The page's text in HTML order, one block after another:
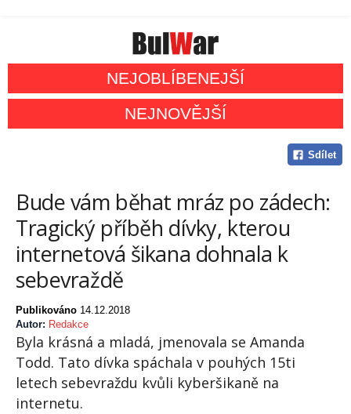
NEJOBLÍBENEJŠÍ
NEJNOVĚJŠÍ
Sdílet
Bude vám běhat mráz po zádech:
Tragický příběh dívky, kterou
internetová šikana dohnala k
sebevraždě
Publikováno 14.12.2018
Autor: Redakce
Byla krásná a mladá, jmenovala se Amanda
Todd. Tato dívka spáchala v pouhých 15ti
letech sebevraždu kvůli kyberšikaně na
internetu.